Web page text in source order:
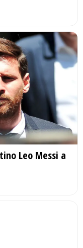
Leo Messi a